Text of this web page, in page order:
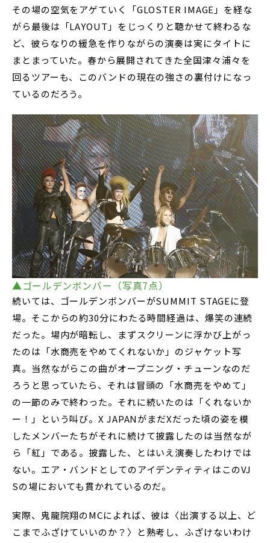
その場の空気をアゲていく「GLOSTER IMAGE」を経な
がら最後は「LAYOUT」をじっくりと聴かせて終わるな
ど、彼らなりの緩急を作りながらの演奏は実にタイトに
まとまっていた。春から展開されてきた全国津々浦々を
回るツアーも、このバンドの現在の強さの裏付けになっ
ているのだろう。
▲ゴールデンボンバー（写真7点）
続いては、ゴールデンボンバーがSUMMIT STAGEに登
場。そこからの約30分にわたる時間経過は、爆笑の連続
だった。場内が暗転し、まずスクリーンに浮かび上がっ
たのは「水商売をやめてくれないか」のジャケット写
真。当然ながらこの曲がオープニング・チューンなのだ
ろうと思っていたら、それは冒頭の「水商売をやめて」
の一節のみで終わった。それに続いたのは「くれないか
ー！」という叫び。X JAPANがまだXだった頃の姿を模
したメンバーたちがそれに続けて披露したのは当然なが
ら「紅」である。披露した、とはいえ演奏したわけでは
ない。エア・バンドとしてのアイデンティティはこのVJ
Sの場においても貫かれているのだ。
実際、鬼龍院翔のMCによれば、彼は〈出演する以上、ど
こまでふざけていいのか？〉と熟考し、ふざけないわけ